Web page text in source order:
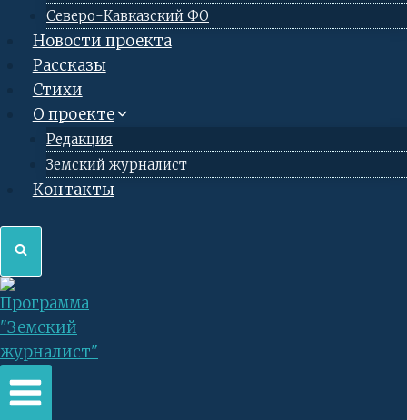
Северо-Кавказский ФО
Новости проекта
Рассказы
Стихи
О проекте
Редакция
Земский журналист
Контакты